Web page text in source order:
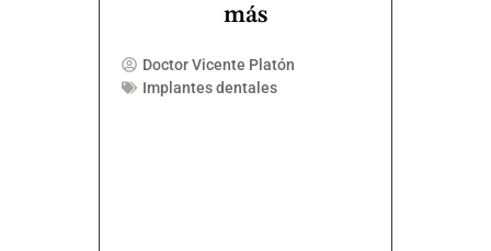
más
Doctor Vicente Platón
Implantes dentales